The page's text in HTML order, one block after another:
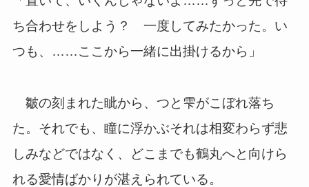
ち合わせをしよう？ 一度してみたかった。い
つも、……ここから一緒に出掛けるから」
皺の刻まれた眦から、つと雫がこぼれ落ち
た。それでも、瞳に浮かぶそれは相変わらず悲
しみなどではなく、どこまでも鶴丸へと向けら
れる愛情ばかりが湛えられている。